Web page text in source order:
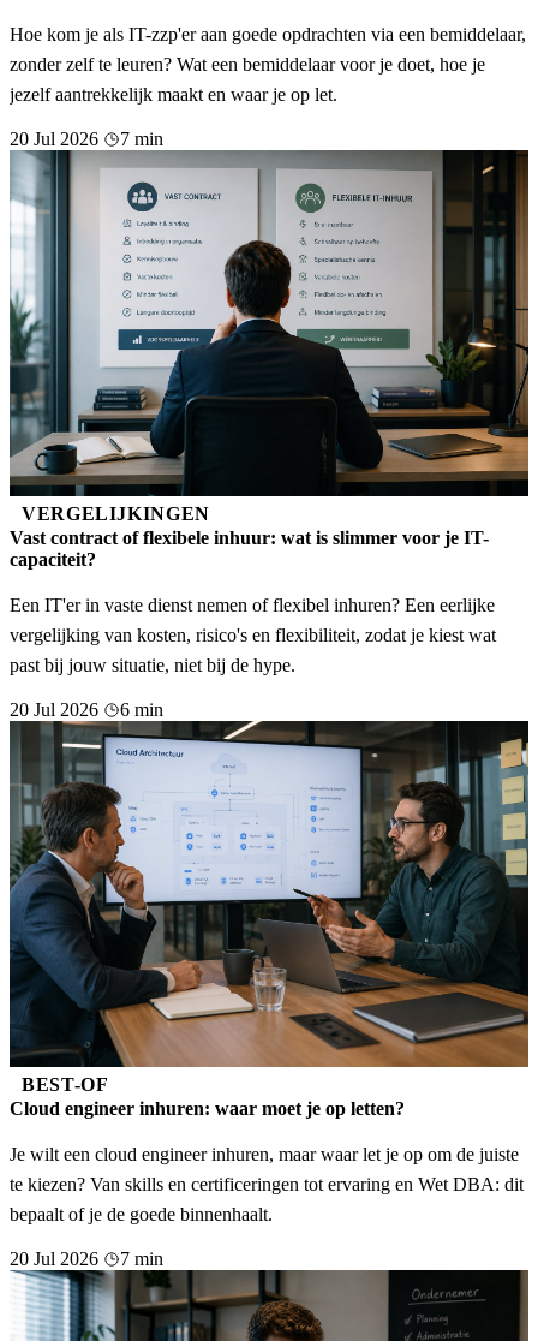
Hoe kom je als IT-zzp'er aan goede opdrachten via een bemiddelaar,
zonder zelf te leuren? Wat een bemiddelaar voor je doet, hoe je
jezelf aantrekkelijk maakt en waar je op let.
20 Jul 2026 7 min
VERGELIJKINGEN
Vast contract of flexibele inhuur: wat is slimmer voor je IT-
capaciteit?
Een IT'er in vaste dienst nemen of flexibel inhuren? Een eerlijke
vergelijking van kosten, risico's en flexibiliteit, zodat je kiest wat
past bij jouw situatie, niet bij de hype.
20 Jul 2026 6 min
BEST-OF
Cloud engineer inhuren: waar moet je op letten?
Je wilt een cloud engineer inhuren, maar waar let je op om de juiste
te kiezen? Van skills en certificeringen tot ervaring en Wet DBA: dit
bepaalt of je de goede binnenhaalt.
20 Jul 2026 7 min